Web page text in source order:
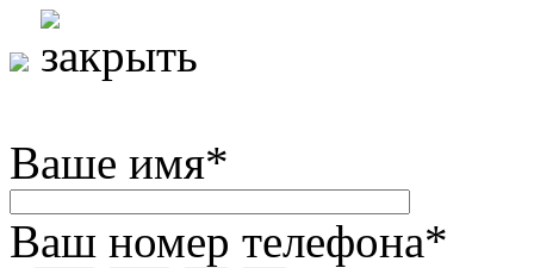
Ваше имя*
Ваш номер телефона*